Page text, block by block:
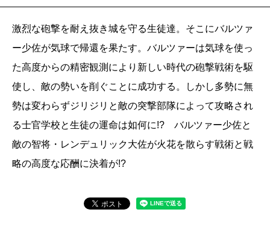
激烈な砲撃を耐え抜き城を守る生徒達。そこにバルツァ
ー少佐が気球で帰還を果たす。バルツァーは気球を使っ
た高度からの精密観測により新しい時代の砲撃戦術を駆
使し、敵の勢いを削ぐことに成功する。しかし多勢に無
勢は変わらずジリジリと敵の突撃部隊によって攻略され
る士官学校と生徒の運命は如何に!? バルツァー少佐と
敵の智将・レンデュリック大佐が火花を散らす戦術と戦
略の高度な応酬に決着が!?